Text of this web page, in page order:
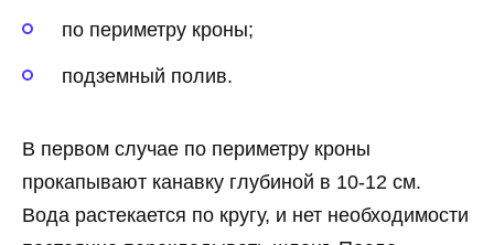
по периметру кроны;
подземный полив.
В первом случае по периметру кроны
прокапывают канавку глубиной в 10-12 см.
Вода растекается по кругу, и нет необходимости